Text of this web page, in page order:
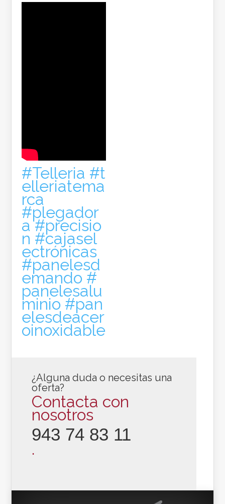
#Telleria #t
elleriatema
rca
#plegador
a #precisio
n #cajasel
ectrónicas
#panelesd
emando #
panelesalu
minio #pan
elesdeacer
oinoxidable
¿Alguna duda o necesitas una
oferta?
Contacta con
nosotros
943 74 83 11
.